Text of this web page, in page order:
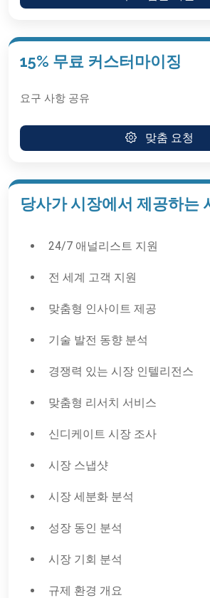
15% 무료 커스터마이징
요구 사항 공유
맞춤 요청
당사가 시장에서 제공하는
24/7 애널리스트 지원
전 세계 고객 지원
맞춤형 인사이트 제공
기술 발전 동향 분석
경쟁력 있는 시장 인텔리전스
맞춤형 리서치 서비스
신디케이트 시장 조사
시장 스냅샷
시장 세분화 분석
성장 동인 분석
시장 기회 분석
규제 환경 개요